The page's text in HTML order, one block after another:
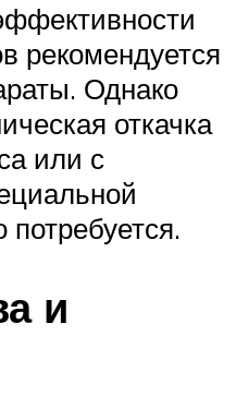
рекомендуется
Однако
откачка
или с
потребуется.
и